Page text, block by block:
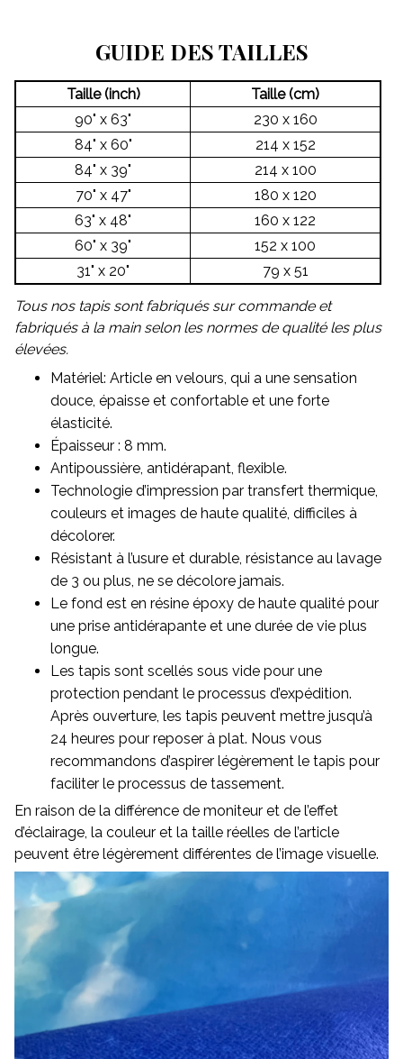
GUIDE DES TAILLES
Taille (inch)
Taille (cm)
90" x 63"
230 x 160
84" x 60"
214 x 152
84" x 39"
214 x 100
70" x 47"
180 x 120
63" x 48"
160 x 122
60" x 39"
152 x 100
31" x 20"
79 x 51
Tous nos tapis sont fabriqués sur commande et
fabriqués à la main selon les normes de qualité les plus
élevées.
Matériel: Article en velours, qui a une sensation
douce, épaisse et confortable et une forte
élasticité.
Épaisseur : 8 mm.
Antipoussière, antidérapant, flexible.
Technologie d’impression par transfert thermique,
couleurs et images de haute qualité, difficiles à
décolorer.
Résistant à l’usure et durable, résistance au lavage
de 3 ou plus, ne se décolore jamais.
Le fond est en résine époxy de haute qualité pour
une prise antidérapante et une durée de vie plus
longue.
Les tapis sont scellés sous vide pour une
protection pendant le processus d’expédition.
Après ouverture, les tapis peuvent mettre jusqu’à
24 heures pour reposer à plat. Nous vous
recommandons d’aspirer légèrement le tapis pour
faciliter le processus de tassement.
En raison de la différence de moniteur et de l’effet
d’éclairage, la couleur et la taille réelles de l’article
peuvent être légèrement différentes de l’image visuelle.